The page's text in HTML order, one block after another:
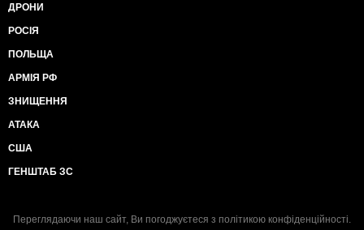
ДРОНИ
РОСІЯ
ПОЛЬЩА
АРМІЯ РФ
ЗНИЩЕННЯ
АТАКА
США
ГЕНШТАБ ЗС
Переглядаючи наш сайт, Ви погоджуєтеся з політикою конфіденційності.